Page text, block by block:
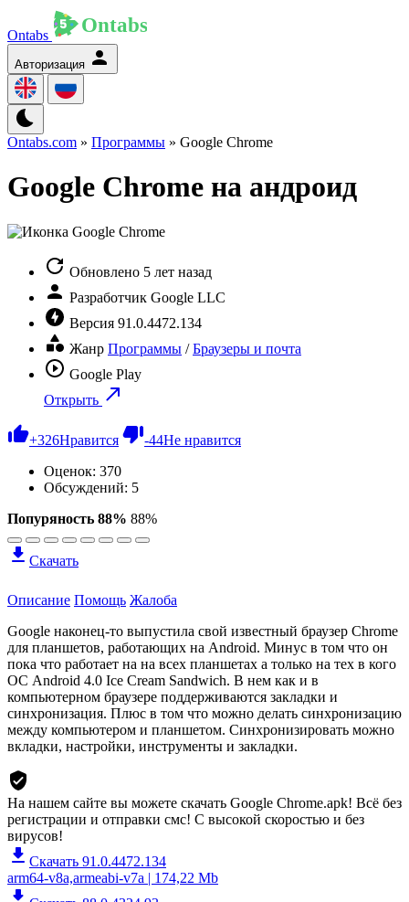
Ontabs
Авторизация
Ontabs.com » Программы » Google Chrome
Google Chrome на андроид
Обновлено 5 лет назад
Разработчик Google LLC
Версия 91.0.4472.134
Жанр Программы /Браузеры и почта
Google Play
Открыть
+326Нравится -44Не нравится
Оценок: 370
Обсуждений: 5
Попуряность 88% 88%
Скачать
Описание Помощь Жалоба
Google наконец-то выпустила свой известный браузер Chrome
для планшетов, работающих на Android. Минус в том что он
пока что работает на на всех планшетах а только на тех в кого
ОС Android 4.0 Ice Cream Sandwich. В нем как и в
компьютерном браузере поддерживаются закладки и
синхронизация. Плюс в том что можно делать синхронизацию
между компьютером и планшетом. Синхронизировать можно
вкладки, настройки, инструменты и закладки.
На нашем сайте вы можете скачать Google Chrome.apk! Всё без
регистрации и отправки смс! С высокой скоростью и без
вирусов!
Скачать 91.0.4472.134
arm64-v8a,armeabi-v7a | 174,22 Mb